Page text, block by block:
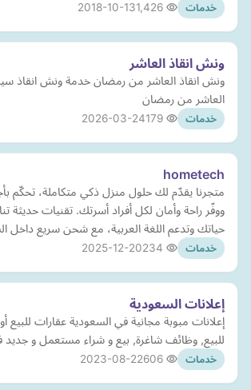
خدمات 2018-10-13
ونش انقاذ العاشر
ونش انقاذ العاشر من رمضان خدمة ونش انقاذ
العاشر من رمضان
خدمات 2026-03-24
hometech
متجرنا يقدّم لك حلول منزل ذكي متكاملة، تحكّم
ووفّر راحة وأمان لكل أفراد أسرتك. تقنيات
حياتك وتدعم اللغة العربية، مع شحن سريع داخل
خدمات 2025-12-20
إعلانات السعودية
إعلانات مبوبة مجانية في السعودية عقارات للبيع
للبيع, وظائف شاغرة, بيع و شراء مستعمل و جديد
خدمات 2023-08-22